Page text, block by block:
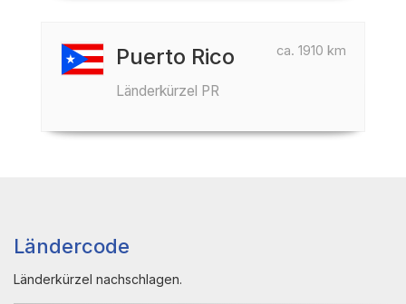
ca. 1910 km
Puerto Rico
Länderkürzel PR
Ländercode
Länderkürzel nachschlagen.